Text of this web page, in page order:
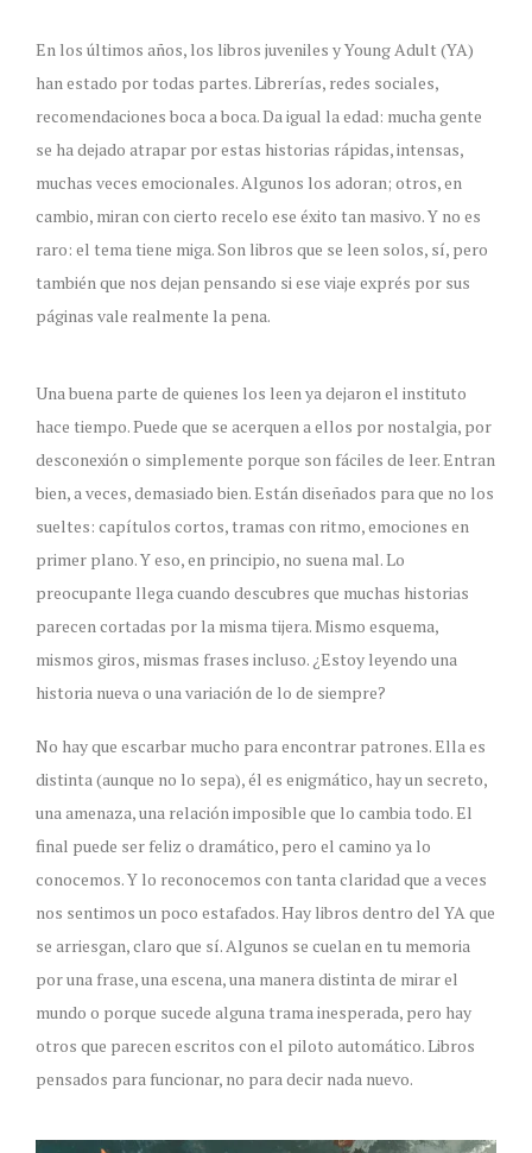
En los últimos años, los libros juveniles y Young Adult (YA)
han estado por todas partes. Librerías, redes sociales,
recomendaciones boca a boca. Da igual la edad: mucha gente
se ha dejado atrapar por estas historias rápidas, intensas,
muchas veces emocionales. Algunos los adoran; otros, en
cambio, miran con cierto recelo ese éxito tan masivo. Y no es
raro: el tema tiene miga. Son libros que se leen solos, sí, pero
también que nos dejan pensando si ese viaje exprés por sus
páginas vale realmente la pena.
Una buena parte de quienes los leen ya dejaron el instituto
hace tiempo. Puede que se acerquen a ellos por nostalgia, por
desconexión o simplemente porque son fáciles de leer. Entran
bien, a veces, demasiado bien. Están diseñados para que no los
sueltes: capítulos cortos, tramas con ritmo, emociones en
primer plano. Y eso, en principio, no suena mal. Lo
preocupante llega cuando descubres que muchas historias
parecen cortadas por la misma tijera. Mismo esquema,
mismos giros, mismas frases incluso. ¿Estoy leyendo una
historia nueva o una variación de lo de siempre?
No hay que escarbar mucho para encontrar patrones. Ella es
distinta (aunque no lo sepa), él es enigmático, hay un secreto,
una amenaza, una relación imposible que lo cambia todo. El
final puede ser feliz o dramático, pero el camino ya lo
conocemos. Y lo reconocemos con tanta claridad que a veces
nos sentimos un poco estafados. Hay libros dentro del YA que
se arriesgan, claro que sí. Algunos se cuelan en tu memoria
por una frase, una escena, una manera distinta de mirar el
mundo o porque sucede alguna trama inesperada, pero hay
otros que parecen escritos con el piloto automático. Libros
pensados para funcionar, no para decir nada nuevo.